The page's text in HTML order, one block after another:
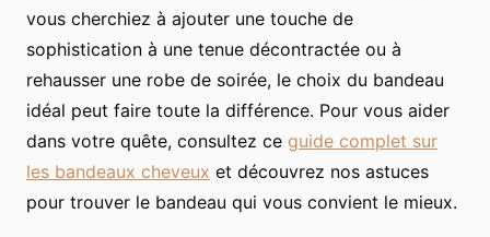
vous cherchiez à ajouter une touche de
sophistication à une tenue décontractée ou à
rehausser une robe de soirée, le choix du bandeau
idéal peut faire toute la différence. Pour vous aider
dans votre quête, consultez ce guide complet sur
les bandeaux cheveux et découvrez nos astuces
pour trouver le bandeau qui vous convient le mieux.